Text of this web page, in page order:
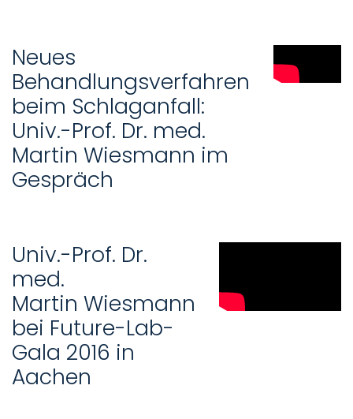
Neues
Behandlungsverfahren
beim Schlaganfall:
Univ.-Prof. Dr. med.
Martin Wiesmann im
Gespräch
Univ.-Prof. Dr.
med.
Martin Wiesmann
bei Future-Lab-
Gala 2016 in
Aachen